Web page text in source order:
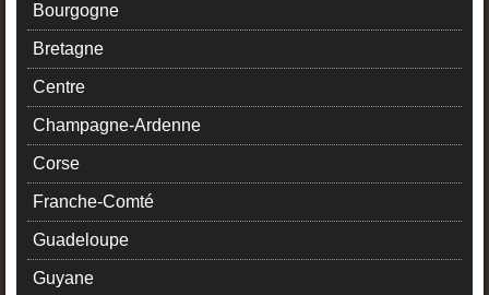
Bourgogne
Bretagne
Centre
Champagne-Ardenne
Corse
Franche-Comté
Guadeloupe
Guyane